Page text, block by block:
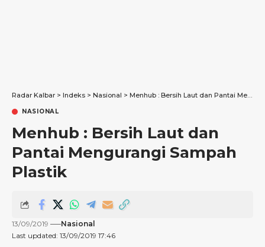
Radar Kalbar > Indeks > Nasional > Menhub : Bersih Laut dan Pantai Mengurangi Sampah Plastik
NASIONAL
Menhub : Bersih Laut dan
Pantai Mengurangi Sampah
Plastik
Last updated: 13/09/2019 17:46
13/09/2019 Nasional